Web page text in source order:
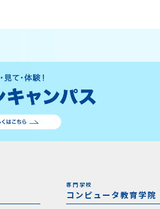
専門学校
コンピュータ教育学院